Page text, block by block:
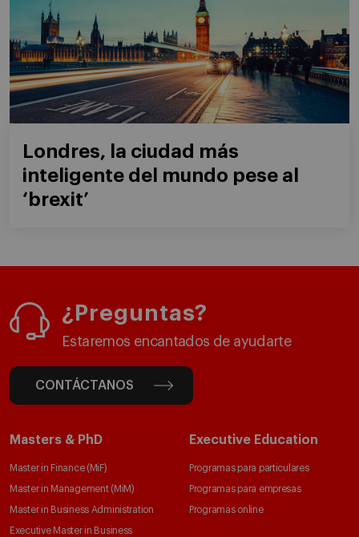
Londres, la ciudad más
inteligente del mundo pese al
‘brexit’
¿Preguntas?
Estaremos encantados de ayudarte
CONTÁCTANOS
Masters & PhD
Master in Finance (MiF)
Master in Management (MiM)
Master in Business Administration
Executive Master in Business
Executive Education
Programas para particulares
Programas para empresas
Programas online